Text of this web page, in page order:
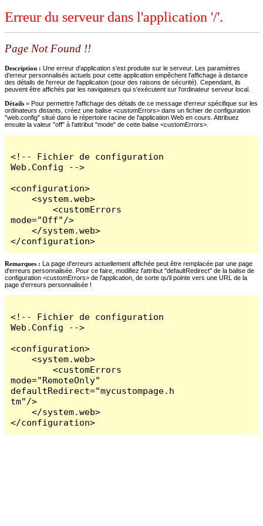
Erreur du serveur dans l'application '/'.
Page Not Found !!
Description : Une erreur d'application s'est produite sur le serveur. Les paramètres
d'erreur personnalisés actuels pour cette application empêchent l'affichage à distance
des détails de l'erreur de l'application (pour des raisons de sécurité). Cependant, ils
peuvent être affichés par les navigateurs qui s'exécutent sur l'ordinateur serveur local.
Détails = Pour permettre l'affichage des détails de ce message d'erreur spécifique sur les
ordinateurs distants, créez une balise <customErrors> dans un fichier de configuration
"web.config" situé dans le répertoire racine de l'application Web en cours. Attribuez
ensuite la valeur "off" à l'attribut "mode" de cette balise <customErrors>.
<!-- Fichier de configuration
Web.Config -->
<configuration>
    <system.web>
        <customErrors
mode="Off"/>
    </system.web>
</configuration>
Remarques : La page d'erreurs actuellement affichée peut être remplacée par une page
d'erreurs personnalisée. Pour ce faire, modifiez l'attribut "defaultRedirect" de la balise de
configuration <customErrors> de l'application, de sorte qu'il pointe vers une URL de la
page d'erreurs personnalisée !
<!-- Fichier de configuration
Web.Config -->
<configuration>
    <system.web>
        <customErrors
mode="RemoteOnly"
defaultRedirect="mycustompage.h
tm"/>
    </system.web>
</configuration>